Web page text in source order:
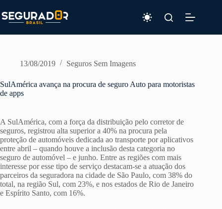
para
o
13/08/2019 Seguros Sem Imagens
SulAmérica avança na procura de seguro Auto para motoristas
de apps
A SulAmérica, com a força da distribuição pelo corretor de
seguros, registrou alta superior a 40% na procura pela
proteção de automóveis dedicada ao transporte por aplicativos
entre abril – quando houve a inclusão desta categoria no
seguro de automóvel – e junho. Entre as regiões com mais
interesse por esse tipo de serviço destacam-se a atuação dos
parceiros da seguradora na cidade de São Paulo, com 38% do
total, na região Sul, com 23%, e nos estados de Rio de Janeiro
e Espírito Santo, com 16%.